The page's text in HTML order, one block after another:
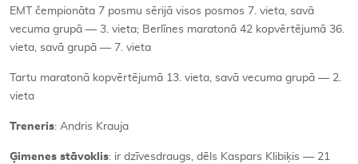
EMT čempionāta 7 posmu sērijā visos posmos 7. vieta, savā
vecuma grupā — 3. vieta; Berlīnes maratonā 42 kopvērtējumā 36.
vieta, savā grupā — 7. vieta
Tartu maratonā kopvērtējumā 13. vieta, savā vecuma grupā — 2.
vieta
Treneris: Andris Krauja
Ģimenes stāvoklis: ir dzīvesdraugs, dēls Kaspars Klibiķis — 21